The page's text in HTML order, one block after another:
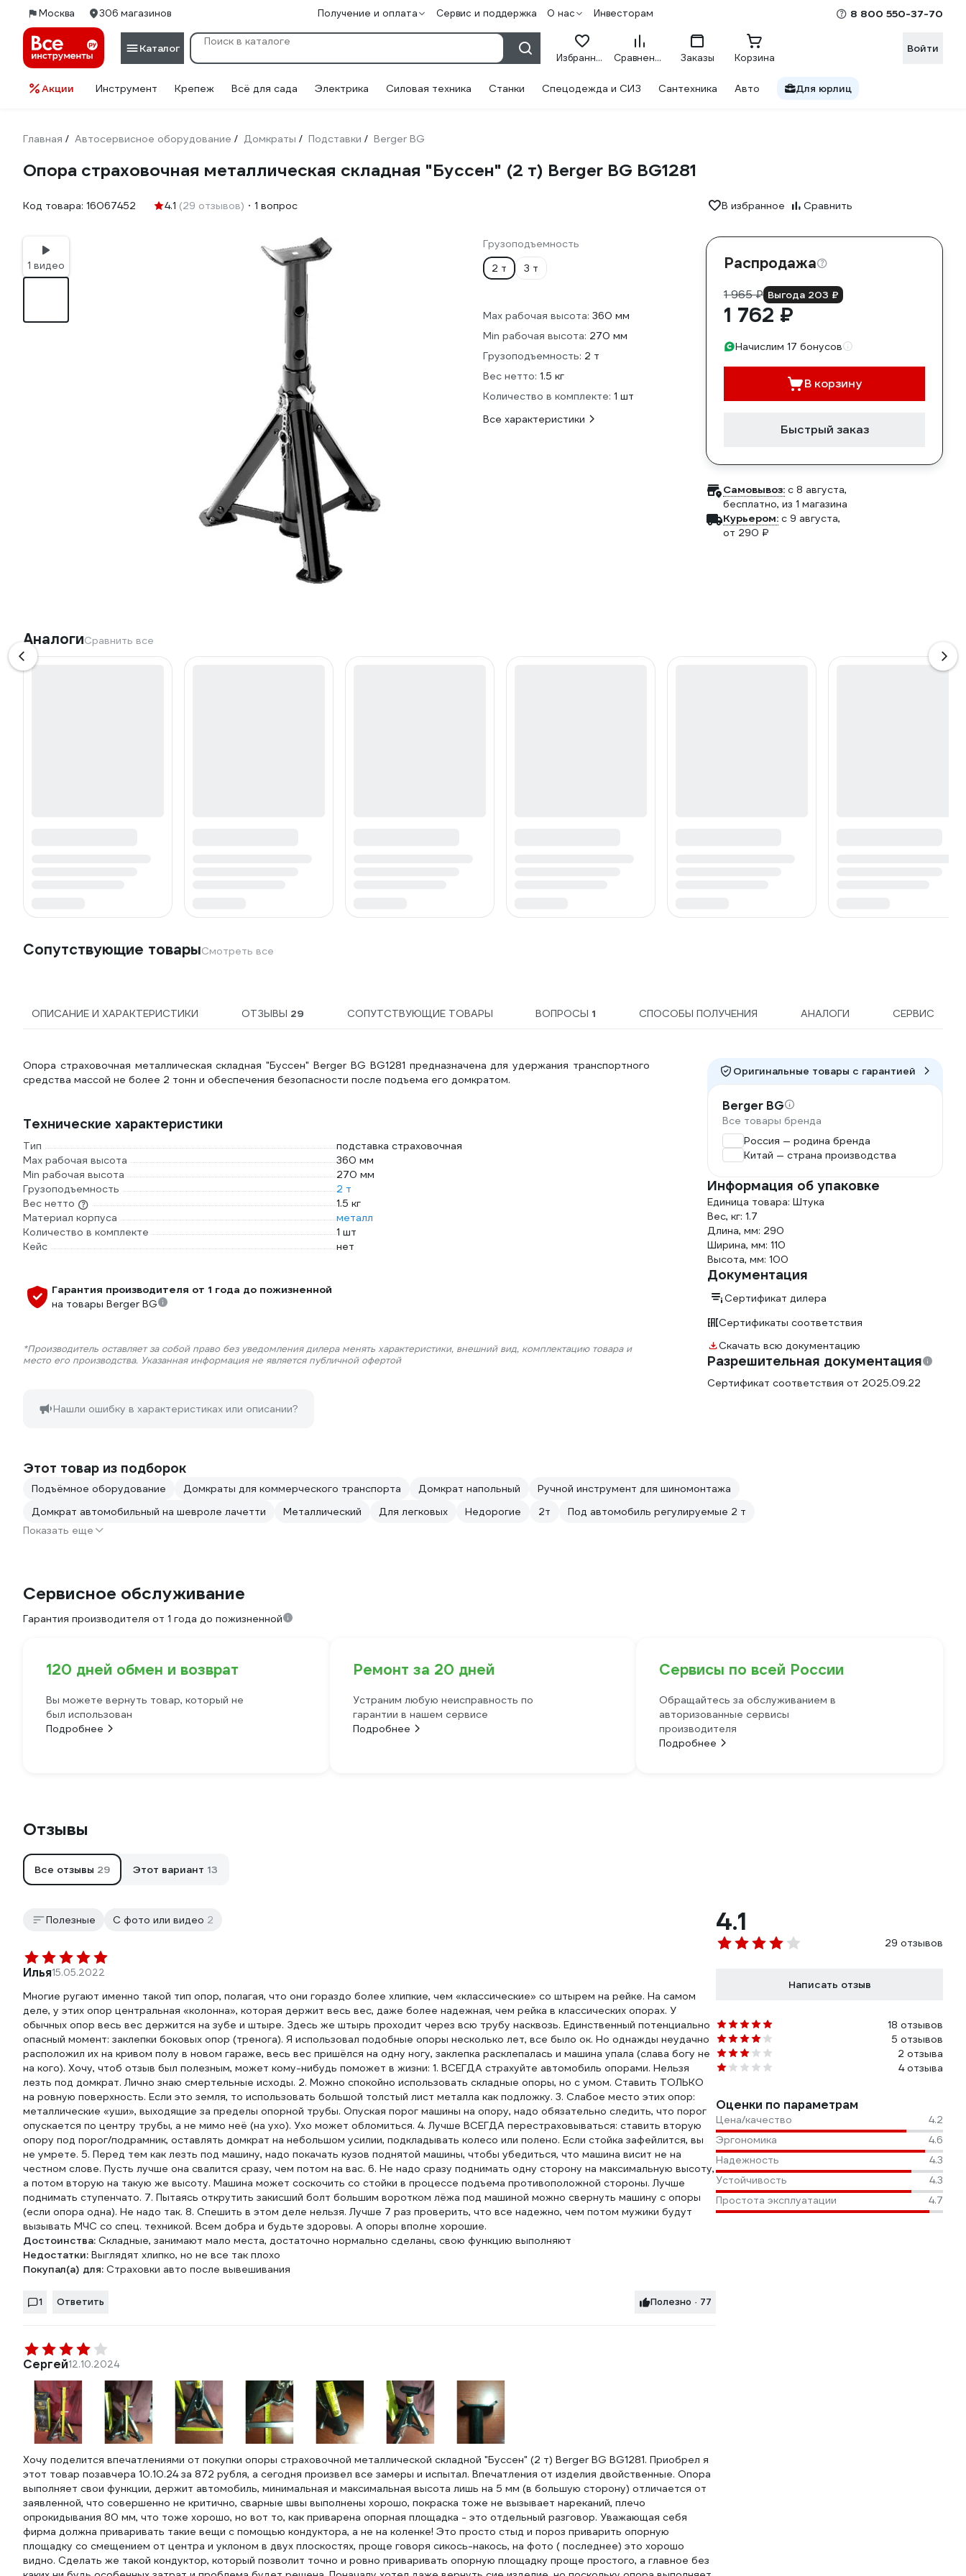
Москва 306 магазинов Получение и оплата Сервис и поддержка О нас Инвесторам 8 800 550-37-70
Каталог
Избранное Сравнение Заказы Корзина
Войти
Акции Инструмент Крепеж Всё для сада Электрика Силовая техника Станки Спецодежда и СИЗ Сантехника Авто Для юрлиц
Главная / Автосервисное оборудование / Домкраты / Подставки / Berger BG
Опора страховочная металлическая складная "Буссен" (2 т) Berger BG BG1281
Код товара: 16067452 4.1 (29 отзывов) 1 вопрос В избранное Сравнить
1 видео
Грузоподъемность
2 т
3 т
Max рабочая высота: 360 мм
Min рабочая высота: 270 мм
Грузоподъемность: 2 т
Вес нетто: 1.5 кг
Количество в комплекте: 1 шт
Все характеристики
Распродажа
1 965 ₽ Выгода 203 ₽
1 762 ₽
Начислим 17 бонусов
В корзину
Быстрый заказ
Самовывоз: c 8 августа,
бесплатно, из 1 магазина
Курьером: c 9 августа,
от 290 ₽
АналогиСравнить все
Сопутствующие товарыСмотреть все
ОПИСАНИЕ И ХАРАКТЕРИСТИКИ ОТЗЫВЫ 29 СОПУТСТВУЮЩИЕ ТОВАРЫ ВОПРОСЫ 1 СПОСОБЫ ПОЛУЧЕНИЯ АНАЛОГИ СЕРВИС
Опора страховочная металлическая складная "Буссен" Berger BG BG1281 предназначена для удержания транспортного
средства массой не более 2 тонн и обеспечения безопасности после подъема его домкратом.
Технические характеристики
Тип
подставка страховочная
Max рабочая высота
360 мм
Min рабочая высота
270 мм
Грузоподъемность
2 т
Вес нетто
1.5 кг
Материал корпуса
металл
Количество в комплекте
1 шт
Кейс
нет
Гарантия производителя от 1 года до пожизненной
на товары Berger BG
*Производитель оставляет за собой право без уведомления дилера менять характеристики, внешний вид, комплектацию товара и
место его производства. Указанная информация не является публичной офертой
Нашли ошибку в характеристиках или описании?
Оригинальные товары c гарантией
Berger BG
Все товары бренда
Россия — родина бренда
Китай — страна производства
Информация об упаковке
Единица товара: Штука
Вес, кг: 1.7
Длина, мм: 290
Ширина, мм: 110
Высота, мм: 100
Документация
Сертификат дилера
Сертификаты соответствия
Скачать всю документацию
Разрешительная документация
Сертификат соответствия от 2025.09.22
Этот товар из подборок
Подъёмное оборудование Домкраты для коммерческого транспорта Домкрат напольный
Ручной инструмент для шиномонтажа
Домкрат автомобильный на шевроле лачетти
Металлический Для легковых Недорогие 2т
Под автомобиль регулируемые 2 т
Показать еще
Сервисное обслуживание
Гарантия производителя от 1 года до пожизненной
120 дней обмен и возврат
Вы можете вернуть товар, который не
был использован
Подробнее
Ремонт за 20 дней
Устраним любую неисправность по
гарантии в нашем сервисе
Подробнее
Сервисы по всей России
Обращайтесь за обслуживанием в
авторизованные сервисы
производителя
Подробнее
Отзывы
Все отзывы 29 Этот вариант 13
4.1
29 отзывов
Написать отзыв
18 отзывов
5 отзывов
2 отзыва
4 отзыва
Оценки по параметрам
Цена/качество
4.2
Эргономика
4.6
Надежность
4.3
Устойчивость
4.3
Простота эксплуатации
4.7
Полезные С фото или видео 2
Илья15.05.2022
Многие ругают именно такой тип опор, полагая, что они гораздо более хлипкие, чем «классические» со штырем на рейке. На самом
деле, у этих опор центральная «колонна», которая держит весь вес, даже более надежная, чем рейка в классических опорах. У
обычных опор весь вес держится на зубе и штыре. Здесь же штырь проходит через всю трубу насквозь. Единственный потенциально
опасный момент: заклепки боковых опор (тренога). Я использовал подобные опоры несколько лет, все было ок. Но однажды неудачно
расположил их на кривом полу в новом гараже, весь вес пришёлся на одну ногу, заклепка расклепалась и машина упала (слава богу не
на кого). Хочу, чтоб отзыв был полезным, может кому-нибудь поможет в жизни: 1. ВСЕГДА страхуйте автомобиль опорами. Нельзя
лезть под домкрат. Лично знаю смертельные исходы. 2. Можно спокойно использовать складные опоры, но с умом. Ставить ТОЛЬКО
на ровную поверхность. Если это земля, то использовать большой толстый лист металла как подложку. 3. Слабое место этих опор:
металлические «уши», выходящие за пределы опорной трубы. Опуская порог машины на опору, надо обязательно следить, что порог
опускается по центру трубы, а не мимо неё (на ухо). Ухо может обломиться. 4. Лучше ВСЕГДА перестраховываться: ставить вторую
опору под порог/подрамник, оставлять домкрат на небольшом усилии, подкладывать колесо или полено. Если стойка зафейлится, вы
не умрете. 5. Перед тем как лезть под машину, надо покачать кузов поднятой машины, чтобы убедиться, что машина висит не на
честном слове. Пусть лучше она свалится сразу, чем потом на вас. 6. Не надо сразу поднимать одну сторону на максимальную высоту,
а потом вторую на такую же высоту. Машина может соскочить со стойки в процессе подъема противоположной стороны. Лучше
поднимать ступенчато. 7. Пытаясь открутить закисший болт большим воротком лёжа под машиной можно свернуть машину с опоры
(если опора одна). Не надо так. 8. Спешить в этом деле нельзя. Лучше 7 раз проверить, что все надежно, чем потом мужики будут
вызывать МЧС со спец. техникой. Всем добра и будьте здоровы. А опоры вполне хорошие.
Достоинства: Складные, занимают мало места, достаточно нормально сделаны, свою функцию выполняют
Недостатки: Выглядят хлипко, но не все так плохо
Покупал(а) для: Страховки авто после вывешивания
1 Ответить Полезно · 77
Сергей12.10.2024
Хочу поделится впечатлениями от покупки опоры страховочной металлической складной "Буссен" (2 т) Berger BG BG1281. Приобрел я
этот товар позавчера 10.10.24 за 872 рубля, а сегодня произвел все замеры и испытал. Впечатления от изделия двойственные. Опора
выполняет свои функции, держит автомобиль, минимальная и максимальная высота лишь на 5 мм (в большую сторону) отличается от
заявленной, что совершенно не критично, сварные швы выполнены хорошо, покраска тоже не вызывает нареканий, плечо
опрокидывания 80 мм, что тоже хорошо, но вот то, как приварена опорная площадка - это отдельный разговор. Уважающая себя
фирма должна приваривать такие вещи с помощью кондуктора, а не на коленке! Это просто стыд и пороз приварить опорную
площадку со смещением от центра и уклоном в двух плоскостях, проще говоря сикось-накось, на фото ( последнее) это хорошо
видно. Сделать же такой кондуктор, который позволит точно и ровно приваривать опорную площадку проще простого, а главное без